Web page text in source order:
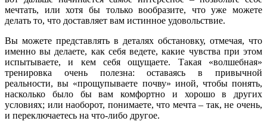
мечтать, или хотя бы только вообразите, что уже можете
делать то, что доставляет вам истинное удовольствие.
Вы можете представлять в деталях обстановку, отмечая, что
именно вы делаете, как себя ведете, какие чувства при этом
испытываете, и кем себя ощущаете. Такая «волшебная»
тренировка очень полезна: оставаясь в привычной
реальности, вы «прощупываете почву» иной, чтобы понять,
насколько было бы вам комфортно и хорошо в других
условиях; или наоборот, понимаете, что мечта – так, не очень,
и переключаетесь на что-либо другое.